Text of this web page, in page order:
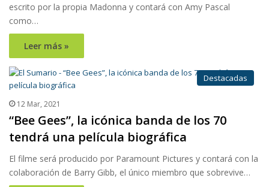
escrito por la propia Madonna y contará con Amy Pascal
como…
Leer más »
Destacadas
12 Mar, 2021
“Bee Gees”, la icónica banda de los 70
tendrá una película biográfica
El filme será producido por Paramount Pictures y contará con la
colaboración de Barry Gibb, el único miembro que sobrevive…